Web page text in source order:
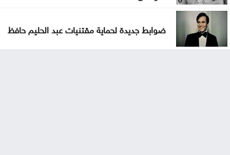
ضوابط جديدة لحماية مقتنيات عبد الحليم حافظ